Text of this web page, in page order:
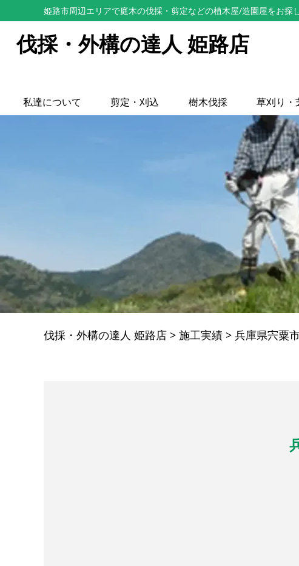
姫路市周辺エリアで庭木の伐採・剪定などの植木屋/造園屋をお探
伐採・外構の達人 姫路店
私達について 剪定・刈込 樹木伐採 草刈り・
伐採・外構の達人 姫路店 > 施工実績 > 兵庫県宍粟